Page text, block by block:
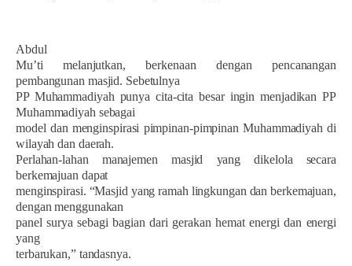
Abdul
Mu’ti melanjutkan, berkenaan dengan pencanangan
pembangunan masjid. Sebetulnya
PP Muhammadiyah punya cita-cita besar ingin menjadikan PP
Muhammadiyah sebagai
model dan menginspirasi pimpinan-pimpinan Muhammadiyah di
wilayah dan daerah.
Perlahan-lahan manajemen masjid yang dikelola secara
berkemajuan dapat
menginspirasi. “Masjid yang ramah lingkungan dan berkemajuan,
dengan menggunakan
panel surya sebagi bagian dari gerakan hemat energi dan energi
yang
terbarukan,” tandasnya.